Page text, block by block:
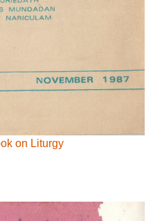
on Liturgy